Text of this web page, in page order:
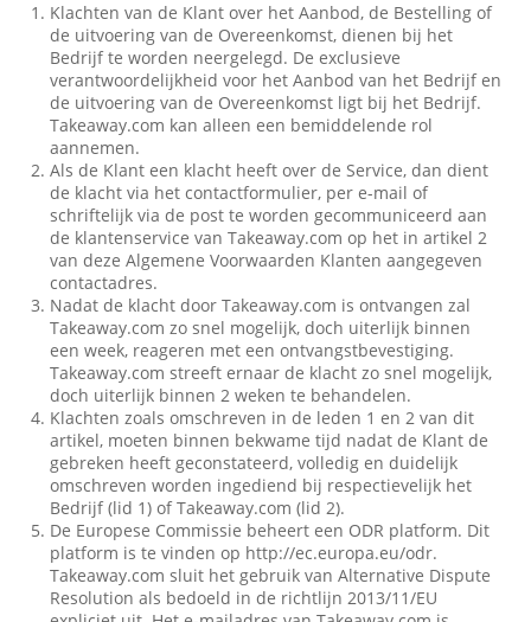
Klachten van de Klant over het Aanbod, de Bestelling of
de uitvoering van de Overeenkomst, dienen bij het
Bedrijf te worden neergelegd. De exclusieve
verantwoordelijkheid voor het Aanbod van het Bedrijf en
de uitvoering van de Overeenkomst ligt bij het Bedrijf.
Takeaway.com kan alleen een bemiddelende rol
aannemen.
Als de Klant een klacht heeft over de Service, dan dient
de klacht via het contactformulier, per e-mail of
schriftelijk via de post te worden gecommuniceerd aan
de klantenservice van Takeaway.com op het in artikel 2
van deze Algemene Voorwaarden Klanten aangegeven
contactadres.
Nadat de klacht door Takeaway.com is ontvangen zal
Takeaway.com zo snel mogelijk, doch uiterlijk binnen
een week, reageren met een ontvangstbevestiging.
Takeaway.com streeft ernaar de klacht zo snel mogelijk,
doch uiterlijk binnen 2 weken te behandelen.
Klachten zoals omschreven in de leden 1 en 2 van dit
artikel, moeten binnen bekwame tijd nadat de Klant de
gebreken heeft geconstateerd, volledig en duidelijk
omschreven worden ingediend bij respectievelijk het
Bedrijf (lid 1) of Takeaway.com (lid 2).
De Europese Commissie beheert een ODR platform. Dit
platform is te vinden op http://ec.europa.eu/odr.
Takeaway.com sluit het gebruik van Alternative Dispute
Resolution als bedoeld in de richtlijn 2013/11/EU